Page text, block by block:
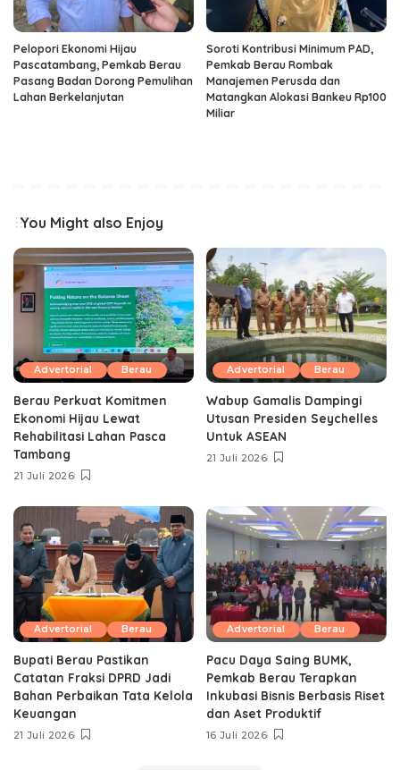
Pelopori Ekonomi Hijau
Pascatambang, Pemkab Berau
Pasang Badan Dorong Pemulihan
Lahan Berkelanjutan
Soroti Kontribusi Minimum PAD,
Pemkab Berau Rombak
Manajemen Perusda dan
Matangkan Alokasi Bankeu Rp100
Miliar
You Might also Enjoy
Advertorial Berau
Berau Perkuat Komitmen
Ekonomi Hijau Lewat
Rehabilitasi Lahan Pasca
Tambang
21 Juli 2026
Advertorial Berau
Wabup Gamalis Dampingi
Utusan Presiden Seychelles
Untuk ASEAN
21 Juli 2026
Advertorial Berau
Bupati Berau Pastikan
Catatan Fraksi DPRD Jadi
Bahan Perbaikan Tata Kelola
Keuangan
21 Juli 2026
Advertorial Berau
Pacu Daya Saing BUMK,
Pemkab Berau Terapkan
Inkubasi Bisnis Berbasis Riset
dan Aset Produktif ‎
16 Juli 2026